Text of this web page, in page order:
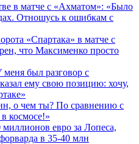
в матче с «Ахматом»: «Было
Отношусь к ошибкам с
«Спартака» в матче с
что Максименко просто
был разговор с
ему свою позицию: хочу,
о чем ты? По сравнению с
космосе!»
евро за Лопеса,
в 35-40 млн